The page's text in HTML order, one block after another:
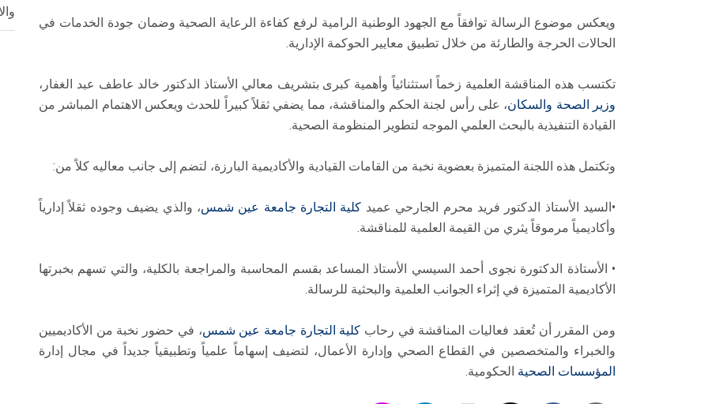
ويعكس موضوع الرسالة توافقاً مع الجهود الوطنية الرامية لرفع كفاءة الرعاية الصحية وضمان جودة الخدمات في
الحالات الحرجة والطارئة من خلال تطبيق معايير الحوكمة الإدارية.
تكتسب هذه المناقشة العلمية زخماً استثنائياً وأهمية كبرى بتشريف معالي الأستاذ الدكتور خالد عاطف عبد الغفار،
وزير الصحة والسكان، على رأس لجنة الحكم والمناقشة، مما يضفي ثقلاً كبيراً للحدث ويعكس الاهتمام المباشر من
القيادة التنفيذية بالبحث العلمي الموجه لتطوير المنظومة الصحية.
وتكتمل هذه اللجنة المتميزة بعضوية نخبة من القامات القيادية والأكاديمية البارزة، لتضم إلى جانب معاليه كلاً من:
•السيد الأستاذ الدكتور فريد محرم الجارحي عميد كلية التجارة جامعة عين شمس، والذي يضيف وجوده ثقلاً إدارياً
وأكاديمياً مرموقاً يثري من القيمة العلمية للمناقشة.
• الأستاذة الدكتورة نجوى أحمد السيسي الأستاذ المساعد بقسم المحاسبة والمراجعة بالكلية، والتي تسهم بخبرتها
الأكاديمية المتميزة في إثراء الجوانب العلمية والبحثية للرسالة.
ومن المقرر أن تُعقد فعاليات المناقشة في رحاب كلية التجارة جامعة عين شمس، في حضور نخبة من الأكاديميين
والخبراء والمتخصصين في القطاع الصحي وإدارة الأعمال، لتضيف إسهاماً علمياً وتطبيقياً جديداً في مجال إدارة
المؤسسات الصحية الحكومية.